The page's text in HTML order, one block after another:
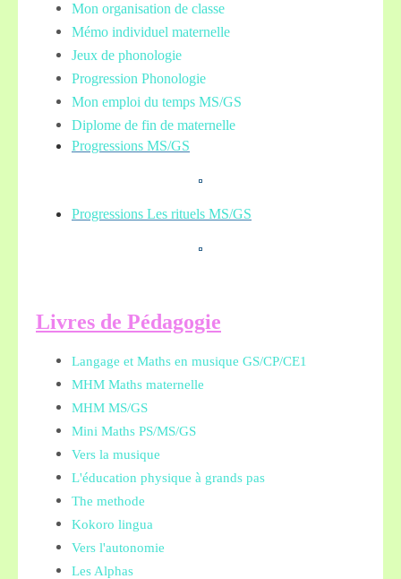
Mon organisation de classe
Mémo individuel maternelle
Jeux de phonologie
Progression Phonologie
Mon emploi du temps MS/GS
Diplome de fin de maternelle
Progressions MS/GS
Progressions Les rituels MS/GS
Livres de Pédagogie
Langage et Maths en musique GS/CP/CE1
MHM Maths maternelle
MHM MS/GS
Mini Maths PS/MS/GS
Vers la musique
L'éducation physique à grands pas
The methode
Kokoro lingua
Vers l'autonomie
Les Alphas